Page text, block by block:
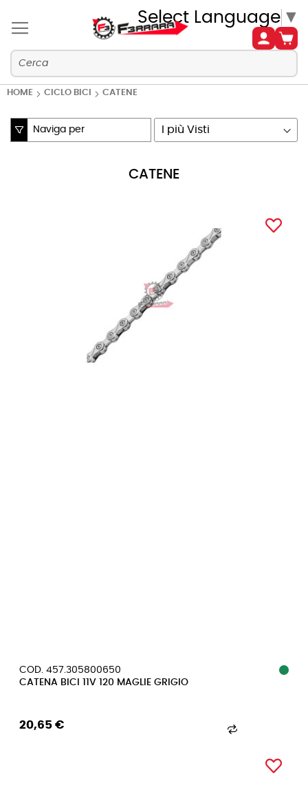
Select Language ▼
HOME CICLO BICI CATENE
CATENE
COD. 457.305800650
CATENA BICI 11V 120 MAGLIE GRIGIO
20,65 €
Naviga per